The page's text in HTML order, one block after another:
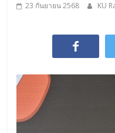
23 กันยายน 2568 KU